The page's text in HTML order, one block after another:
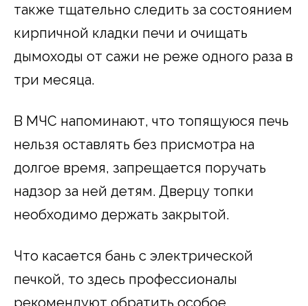
также тщательно следить за состоянием
кирпичной кладки печи и очищать
дымоходы от сажи не реже одного раза в
три месяца.
В МЧС напоминают, что топящуюся печь
нельзя оставлять без присмотра на
долгое время, запрещается поручать
надзор за ней детям. Дверцу топки
необходимо держать закрытой.
Что касается бань с электрической
печкой, то здесь профессионалы
рекомендуют обратить особое